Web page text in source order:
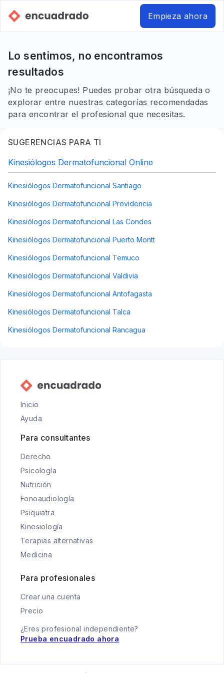
Empieza ahora
Lo sentimos, no encontramos
resultados
¡No te preocupes! Puedes probar otra búsqueda o
explorar entre nuestras categorías recomendadas
para encontrar el profesional que necesitas.
SUGERENCIAS PARA TI
Kinesiólogos Dermatofuncional Online
Kinesiólogos Dermatofuncional Santiago
Kinesiólogos Dermatofuncional Providencia
Kinesiólogos Dermatofuncional Las Condes
Kinesiólogos Dermatofuncional Puerto Montt
Kinesiólogos Dermatofuncional Temuco
Kinesiólogos Dermatofuncional Valdivia
Kinesiólogos Dermatofuncional Antofagasta
Kinesiólogos Dermatofuncional Talca
Kinesiólogos Dermatofuncional Rancagua
Inicio
Ayuda
Para consultantes
Derecho
Psicología
Nutrición
Fonoaudiología
Psiquiatra
Kinesiología
Terapias alternativas
Medicina
Para profesionales
Crear una cuenta
Precio
¿Eres profesional independiente?
Prueba encuadrado ahora